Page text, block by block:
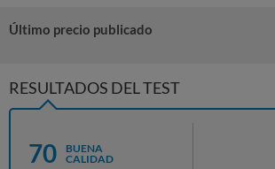
Último precio publicado
RESULTADOS DEL TEST
70
BUENA
CALIDAD